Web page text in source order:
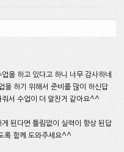
을 하고 있다고 하니 너무 감사하네
하기 위해서 준비를 많이 하신답
서 수업이 더 알찬거 같아요^^
된다면 틀림없이 실력이 향상 된답
록 함께 도와주세요^^